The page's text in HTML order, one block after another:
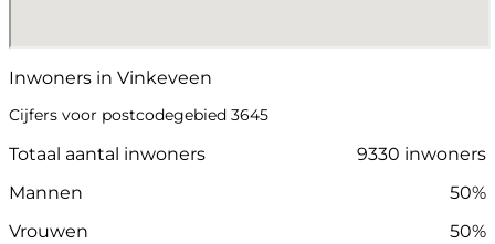
Inwoners in Vinkeveen
Cijfers voor postcodegebied 3645
Totaal aantal inwoners
9330 inwoners
Mannen
50%
Vrouwen
50%